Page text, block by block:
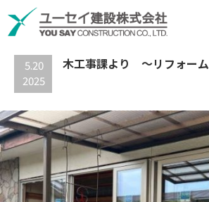
最新の記事
5.20
2025
木工事課より ～リフォー